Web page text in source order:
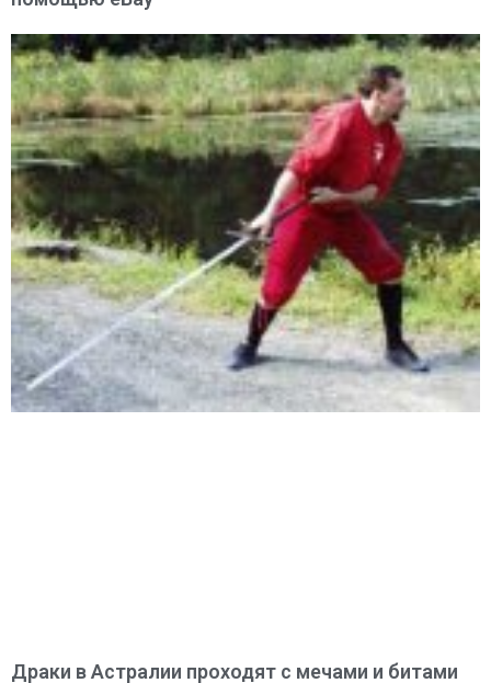
Драки в Астралии проходят с мечами и битами